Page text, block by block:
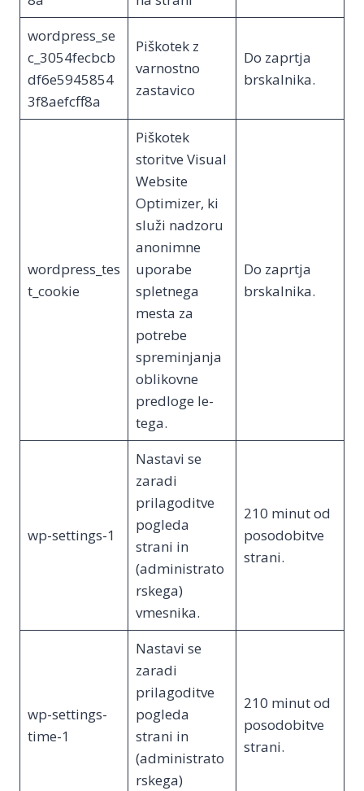
wordpress_se
c_3054fecbcb
df6e5945854
3f8aefcff8a
Piškotek z
varnostno
zastavico
Do zaprtja
brskalnika.
wordpress_tes
t_cookie
Piškotek
storitve Visual
Website
Optimizer, ki
služi nadzoru
anonimne
uporabe
spletnega
mesta za
potrebe
spreminjanja
oblikovne
predloge le-
tega.
Do zaprtja
brskalnika.
wp-settings-1
Nastavi se
zaradi
prilagoditve
pogleda
strani in
(administrato
rskega)
vmesnika.
210 minut od
posodobitve
strani.
wp-settings-
time-1
Nastavi se
zaradi
prilagoditve
pogleda
strani in
(administrato
rskega)
210 minut od
posodobitve
strani.